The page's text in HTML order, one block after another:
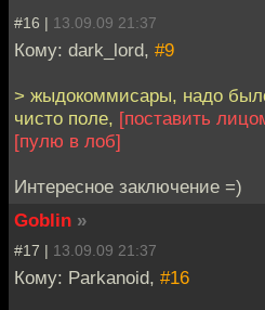
#16 | 13.09.09 21:37
Кому: dark_lord, #9
> жыдокоммисары, надо
чисто поле, [поставить
[пулю в лоб]
Интересное заключение =)
Goblin »
#17 | 13.09.09 21:37
Кому: Parkanoid, #16